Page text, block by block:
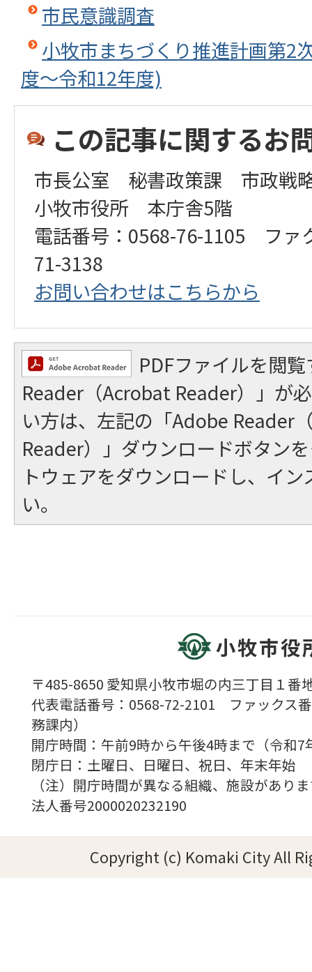
市民意識調査
小牧市まちづくり推進計画第2
度～令和12年度)
この記事に関するお
市長公室 秘書政策課 市政戦
小牧市役所 本庁舎5階
電話番号：0568-76-1105 ファ
71-3138
お問い合わせはこちらから
PDFファイルを閲
Reader（Acrobat Reader）」が
い方は、左記の「Adobe Reader
Reader）」ダウンロードボタン
トウェアをダウンロードし、イ
い。
小牧市役
〒485-8650 愛知県小牧市堀の内三丁目１番
代表電話番号：0568-72-2101 ファックス
務課内）
開庁時間：午前9時から午後4時まで（令
閉庁日：土曜日、日曜日、祝日、年末年始
（注）開庁時間が異なる組織、施設があり
法人番号2000020232190
Copyright (c) Komaki City All